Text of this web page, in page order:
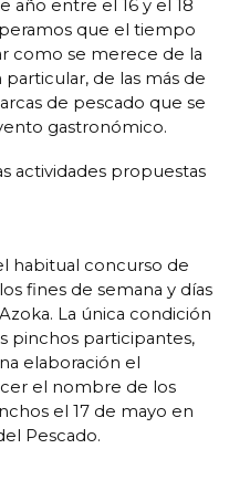
año entre el 16 y el 18
que el tiempo
como se merece de la
de las más de
de pescado que se
gastronómico.
actividades propuestas
habitual concurso de
fines de semana y días
La única condición
pinchos participantes,
elaboración el
el nombre de los
el 17 de mayo en
Pescado.